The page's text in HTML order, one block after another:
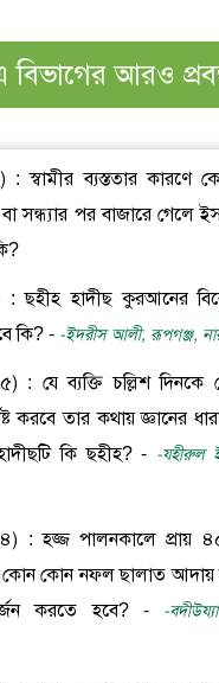
বিভাগের আরও
: স্বামীর ব্যস্ততার কারণে
বা সন্ধ্যার পর বাজারে গেলে
: ছহীহ হাদীছ কুরআনের
কি? - -ইদরীস আলী, রূপগঞ্জ,
: যে ব্যক্তি চল্লিশ দিনকে
করবে তার কথায় জ্ঞানের
কি ছহীহ? - -যহীরুল
: হজ্জ পালনকালে প্রায়
কোন কোন নফল ছালাত আদায়
করতে হবে? -
-